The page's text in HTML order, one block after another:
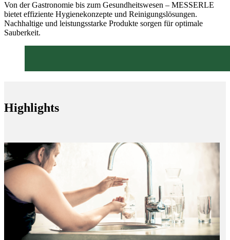
Von der Gastronomie bis zum Gesundheitswesen – MESSERLE
bietet effiziente Hygienekonzepte und Reinigungslösungen.
Nachhaltige und leistungsstarke Produkte sorgen für optimale
Sauberkeit.
Highlights